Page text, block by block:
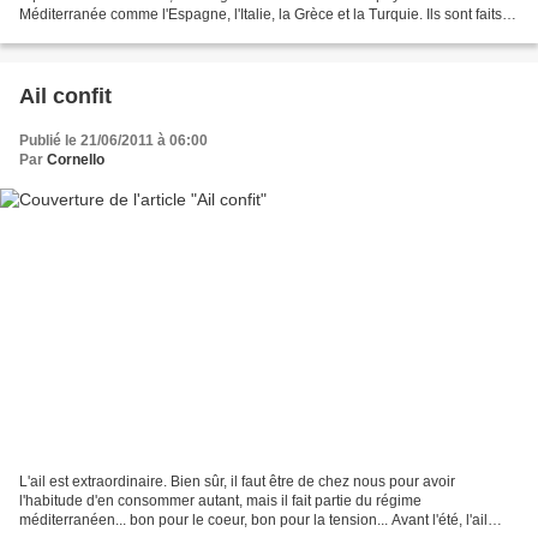
Méditerranée comme l'Espagne, l'Italie, la Grèce et la Turquie. Ils sont faits à
Ail confit
Publié le 21/06/2011 à 06:00
Par Cornello
L'ail est extraordinaire. Bien sûr, il faut être de chez nous pour avoir
l'habitude d'en consommer autant, mais il fait partie du régime
méditerranéen... bon pour le coeur, bon pour la tension... Avant l'été, l'ail